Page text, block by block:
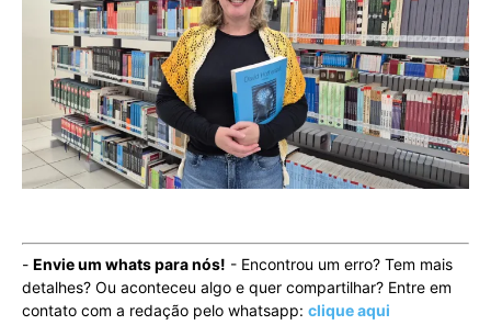
- Envie um whats para nós! - Encontrou um erro? Tem mais
detalhes? Ou aconteceu algo e quer compartilhar? Entre em
contato com a redação pelo whatsapp: clique aqui